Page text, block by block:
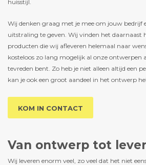
huisstijl.
Wij denken graag met je mee om jouw bedrijf
uitstraling te geven. Wij vinden het daarnaast
producten die wij afleveren helemaal naar
kosteloos zo lang mogelijk al onze ontwerpen
tevreden bent. Zo heb je niet alleen altijd een
kan je ook een groot aandeel in het ontwerp
KOM IN CONTACT
Van ontwerp tot
Wij leveren enorm veel, zo veel dat het niet